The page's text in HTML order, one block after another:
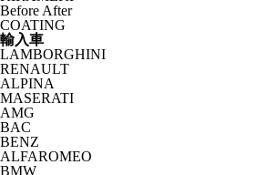
Before After
COATING
輸入車
LAMBORGHINI
RENAULT
ALPINA
MASERATI
AMG
BAC
BENZ
ALFAROMEO
BMW